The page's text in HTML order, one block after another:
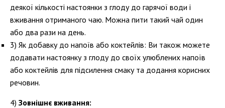
деякої кількості настоянки з глоду до гарячої води і
вживання отриманого чаю. Можна пити такий чай один
або два рази на день.
Як добавку до напоїв або коктейлів: Ви також можете
додавати настоянку з глоду до своїх улюблених напоїв
або коктейлів для підсилення смаку та додання корисних
речовин.
Зовнішнє вживання: